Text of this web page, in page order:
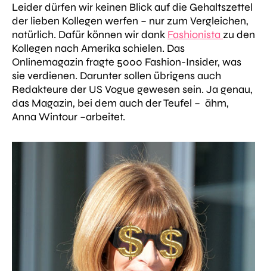
Leider dürfen wir keinen Blick auf die Gehaltszettel
der lieben Kollegen werfen – nur zum Vergleichen,
natürlich. Dafür können wir dank Fashionista zu den
Kollegen nach Amerika schielen. Das
Onlinemagazin fragte 5000 Fashion-Insider, was
sie verdienen. Darunter sollen übrigens auch
Redakteure der US Vogue gewesen sein. Ja genau,
das Magazin, bei dem auch der Teufel – ähm,
Anna Wintour –arbeitet.